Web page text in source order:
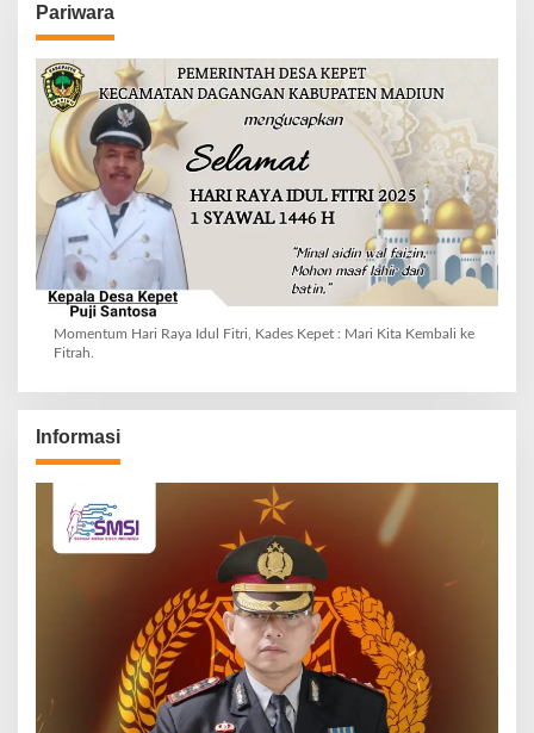
Pariwara
Momentum Hari Raya Idul Fitri, Kades Kepet : Mari Kita Kembali ke
Fitrah.
Informasi